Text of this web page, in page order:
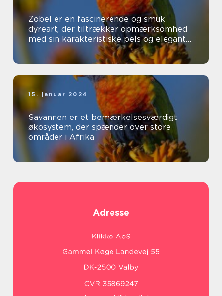
Zobel er en fascinerende og smuk
dyreart, der tiltrækker opmærksomhed
med sin karakteristiske pels og elegante
udseende
15. januar 2024
Savannen er et bemærkelsesværdigt
økosystem, der spænder over store
områder i Afrika
Adresse